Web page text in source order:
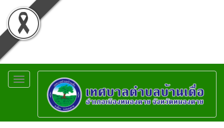
Toggle
navigation